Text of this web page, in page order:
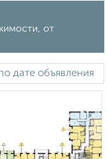
от